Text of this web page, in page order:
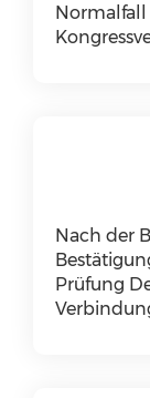
Normalfall
Nach der
Prüfung